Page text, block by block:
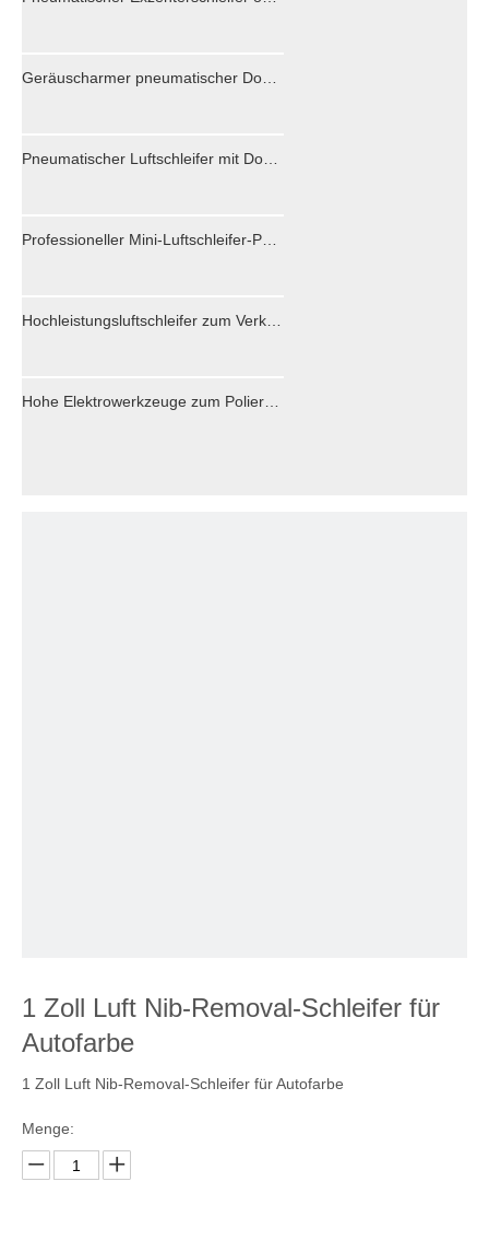
1 Zoll Luft Nib-Removal-Schleifer für
Autofarbe
1 Zoll Luft Nib-Removal-Schleifer für Autofarbe
Menge: